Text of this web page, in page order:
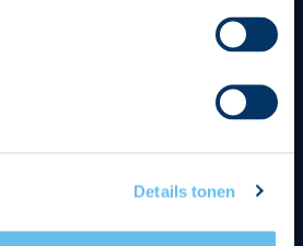
Details tonen